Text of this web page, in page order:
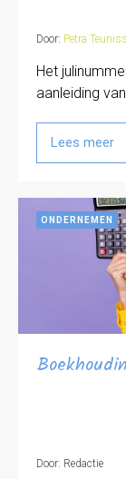
Door: Petra
Het
aanleiding
Lees meer
ONDERNEMEN
Door: Redactie